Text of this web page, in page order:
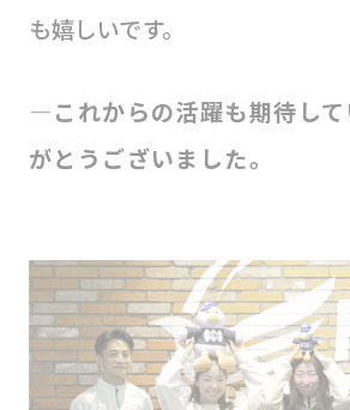
も嬉しいです。
―これからの活躍も期待して
がとうございました。